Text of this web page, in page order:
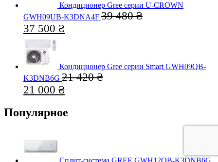
Кондиционер Gree серии U-CROWN
GWH09UB-K3DNA4F 39 480₴
37 500 ₴
Кондиционер Gree серии Smart GWH09QB-
K3DNB6G 21 420₴
21 000 ₴
Популярное
Сплит-система GREE GWH12QB-K3DNB6G